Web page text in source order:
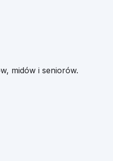
midów i seniorów.